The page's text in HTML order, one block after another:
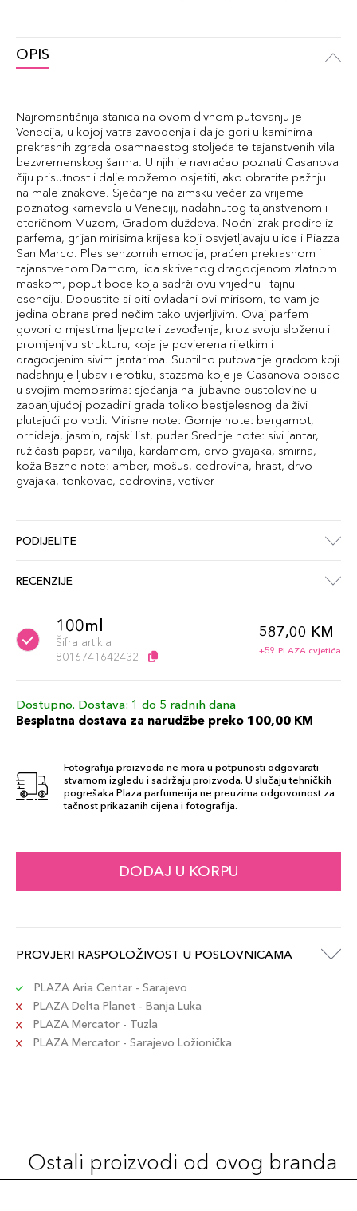
OPIS
Najromantičnija stanica na ovom divnom putovanju je
Venecija, u kojoj vatra zavođenja i dalje gori u kaminima
prekrasnih zgrada osamnaestog stoljeća te tajanstvenih vila
bezvremenskog šarma. U njih je navraćao poznati Casanova
čiju prisutnost i dalje možemo osjetiti, ako obratite pažnju
na male znakove. Sjećanje na zimsku večer za vrijeme
poznatog karnevala u Veneciji, nadahnutog tajanstvenom i
eteričnom Muzom, Gradom duždeva. Noćni zrak prodire iz
parfema, grijan mirisima krijesa koji osvjetljavaju ulice i Piazza
San Marco. Ples senzornih emocija, praćen prekrasnom i
tajanstvenom Damom, lica skrivenog dragocjenom zlatnom
maskom, poput boce koja sadrži ovu vrijednu i tajnu
esenciju. Dopustite si biti ovladani ovi mirisom, to vam je
jedina obrana pred nečim tako uvjerljivim. Ovaj parfem
govori o mjestima ljepote i zavođenja, kroz svoju složenu i
promjenjivu strukturu, koja je povjerena rijetkim i
dragocjenim sivim jantarima. Suptilno putovanje gradom koji
nadahnjuje ljubav i erotiku, stazama koje je Casanova opisao
u svojim memoarima: sjećanja na ljubavne pustolovine u
zapanjujućoj pozadini grada toliko bestjelesnog da živi
plutajući po vodi. Mirisne note: Gornje note: bergamot,
orhideja, jasmin, rajski list, puder Srednje note: sivi jantar,
ružičasti papar, vanilija, kardamom, drvo gvajaka, smirna,
koža Bazne note: amber, mošus, cedrovina, hrast, drvo
gvajaka, tonkovac, cedrovina, vetiver
PODIJELITE
RECENZIJE
100ml
Šifra artikla
8016741642432
587,00 KM
+59 PLAZA cvjetića
Dostupno. Dostava: 1 do 5 radnih dana
Besplatna dostava za narudžbe preko 100,00 KM
Fotografija proizvoda ne mora u potpunosti odgovarati
stvarnom izgledu i sadržaju proizvoda. U slučaju tehničkih
pogrešaka Plaza parfumerija ne preuzima odgovornost za
tačnost prikazanih cijena i fotografija.
DODAJ U KORPU
PROVJERI RASPOLOŽIVOST U POSLOVNICAMA
PLAZA Aria Centar - Sarajevo
PLAZA Delta Planet - Banja Luka
PLAZA Mercator - Tuzla
PLAZA Mercator - Sarajevo Ložionička
Ostali proizvodi od ovog branda